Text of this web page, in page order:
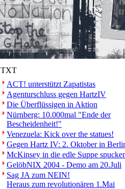
TXT
ACT! unterstützt Zapatistas
Agenturschluss gegen HartzIV
Die Überflüssigen in Aktion
Nürnberg: 10.000mal "Ende der
Bescheidenheit!"
Venezuela: Kick over the statues!
Gegen Hartz IV: 2. Oktober in
McKinsey in die edle Suppe
GelöbNIX 2004 - Demo am 20.Juli
Sag JA zum NEIN!
Heraus zum revolutionären 1.Mai